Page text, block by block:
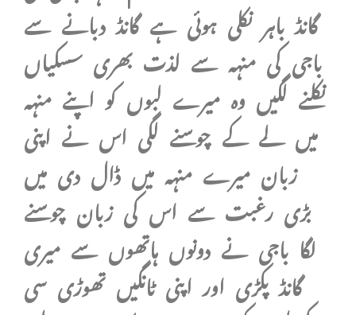
گانڈ باہر نکلی ہوئی ہے گانڈ دبانے سے
باجی کی منہہ سے لذت بھری سسکیاں
نکلنے لگیں وہ میرے لبوں کو اپنے منہہ
میں لے کے چوسنے لگی اس نے اپنی
زبان میرے منہہ میں ڈال دی میں
بڑی رغبت سے اس کی زبان چوسنے
لگا باجی نے دونوں ہاتھوں سے میری
گانڈ پکڑی اور اپنی ٹانگیں تھوڑی سی